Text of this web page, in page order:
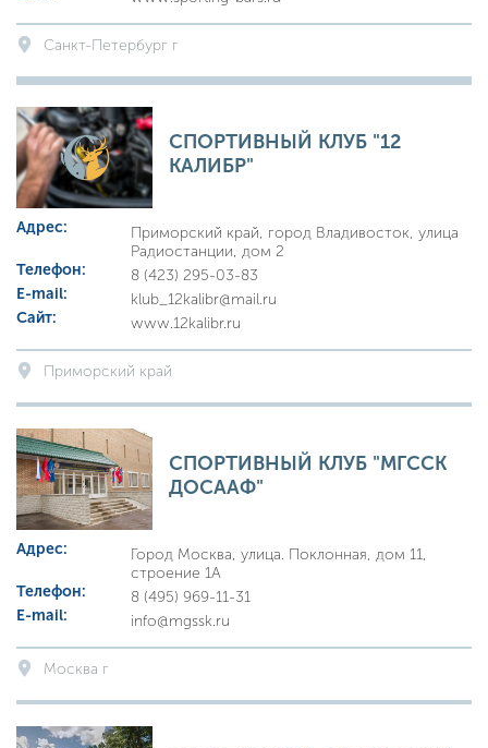
Санкт-Петербург г
СПОРТИВНЫЙ КЛУБ "12
КАЛИБР"
Адрес:
Приморский край, город Владивосток, улица
Радиостанции, дом 2
Телефон:
8 (423) 295-03-83
E-mail:
klub_12kalibr@mail.ru
Сайт:
www.12kalibr.ru
Приморский край
СПОРТИВНЫЙ КЛУБ "МГССК
ДОСААФ"
Адрес:
Город Москва, улица. Поклонная, дом 11,
строение 1А
Телефон:
8 (495) 969-11-31
E-mail:
info@mgssk.ru
Москва г